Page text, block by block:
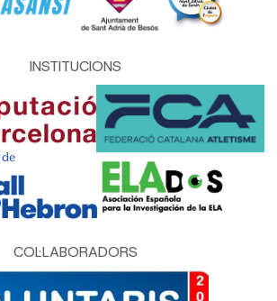
INSTITUCIONS
COL·LABORADORS